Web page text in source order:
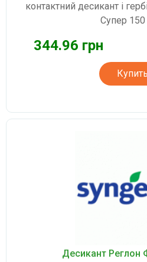
контактний десикант і
Супер 150
344.96 грн
Купить
Десикант Реглон